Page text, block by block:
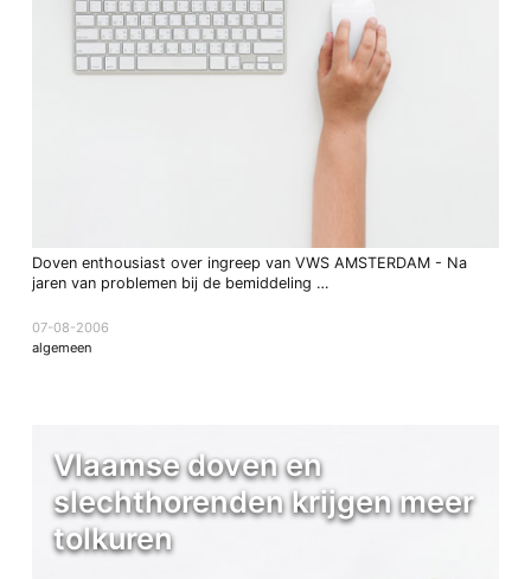
Doven enthousiast over ingreep van VWS AMSTERDAM - Na
jaren van problemen bij de bemiddeling …
07-08-2006
algemeen
Vlaamse doven en
slechthorenden krijgen meer
tolkuren